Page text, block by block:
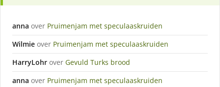
anna over Pruimenjam met speculaaskruiden
Wilmie over Pruimenjam met speculaaskruiden
HarryLohr over Gevuld Turks brood
anna over Pruimenjam met speculaaskruiden